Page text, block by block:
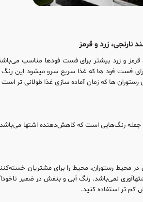
نارنجی، زرد و قرمز
و زرد بیشتر برای فست فودها مناسب
فست فود ها که غذا سریع سرو میشود این رنگ
رستوران ها که زمان آماده سازی غذا طولانی
جمله رنگ‌هایی است که کاهش‌دهنده اشتها
در محیط رستوران، محیط را برای مشتریان
نمی‌باشد. رنگ آبی و بنفش در ضمیر
کم تر استفاده کنید.